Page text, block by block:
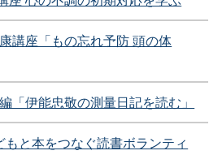
講座「もの忘れ予防 頭の体
「伊能忠敬の測量日記を読む」
もと本をつなぐ読書ボランティ